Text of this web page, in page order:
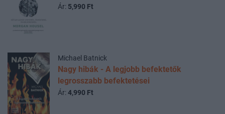
Ár: 5,990 Ft
Michael Batnick
Nagy hibák - A legjobb befektetők
legrosszabb befektetései
Ár: 4,990 Ft